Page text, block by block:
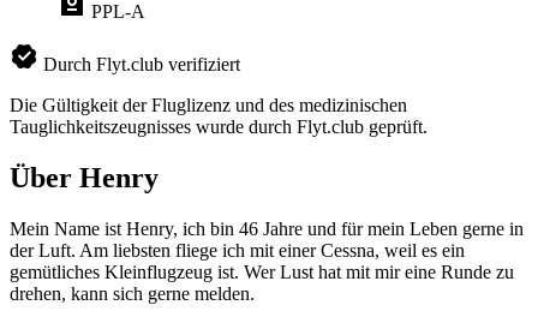
PPL-A
Durch Flyt.club verifiziert
Die Gültigkeit der Fluglizenz und des medizinischen
Tauglichkeitszeugnisses wurde durch Flyt.club geprüft.
Über Henry
Mein Name ist Henry, ich bin 46 Jahre und für mein Leben gerne in
der Luft. Am liebsten fliege ich mit einer Cessna, weil es ein
gemütliches Kleinflugzeug ist. Wer Lust hat mit mir eine Runde zu
drehen, kann sich gerne melden.